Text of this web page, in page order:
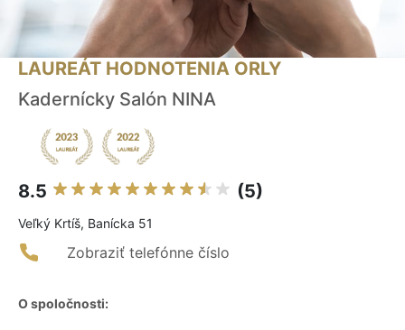
LAUREÁT HODNOTENIA ORLY
Kadernícky Salón NINA
8.5 (5)
Veľký Krtíš, Banícka 51
Zobraziť telefónne číslo
O spoločnosti: